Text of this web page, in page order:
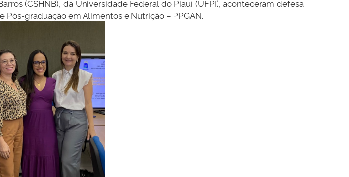
(CSHNB), da Universidade Federal do Piauí (UFPI), aconteceram defesa
graduação em Alimentos e Nutrição – PPGAN.